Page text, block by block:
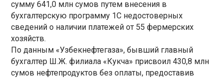
сумму 641,0 млн сумов путем внесения в
бухгалтерскую программу 1С недостоверных
сведений о наличии платежей от 55 фермерских
хозяйств.
По данным «Узбекнефтегаза», бывший главный
бухгалтер Ш.Ж. филиала «Кукча» присвоил 430,8 млн
сумов нефтепродуктов без оплаты, предоставив